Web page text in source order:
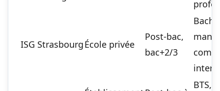
ISG StrasbourgÉcole privée
Post-bac,
bac+2/3
BTS,